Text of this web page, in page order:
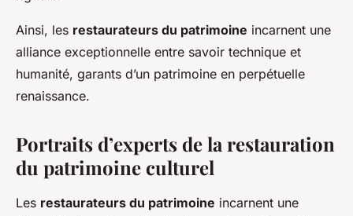
Ainsi, les restaurateurs du patrimoine incarnent une
alliance exceptionnelle entre savoir technique et
humanité, garants d’un patrimoine en perpétuelle
renaissance.
Portraits d’experts de la restauration
du patrimoine culturel
Les restaurateurs du patrimoine incarnent une